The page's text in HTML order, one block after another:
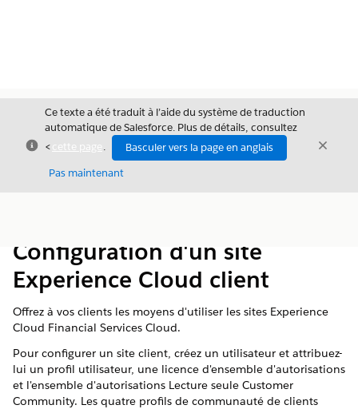
Fermer
Ce texte a été traduit à l’aide du système de traduction
automatique de Salesforce. Plus de détails, consultez
<cette page .
Basculer vers la page en anglais
Pas maintenant
Fermer
Configuration d'un site
Experience Cloud client
Offrez à vos clients les moyens d'utiliser les sites Experience
Cloud Financial Services Cloud.
Pour configurer un site client, créez un utilisateur et attribuez-
lui un profil utilisateur, une licence d'ensemble d'autorisations
et l'ensemble d'autorisations Lecture seule Customer
Community. Les quatre profils de communauté de clients